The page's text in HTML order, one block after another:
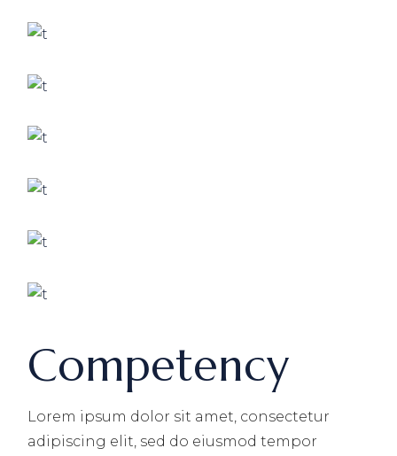
Competency
Lorem ipsum dolor sit amet, consectetur
adipiscing elit, sed do eiusmod tempor